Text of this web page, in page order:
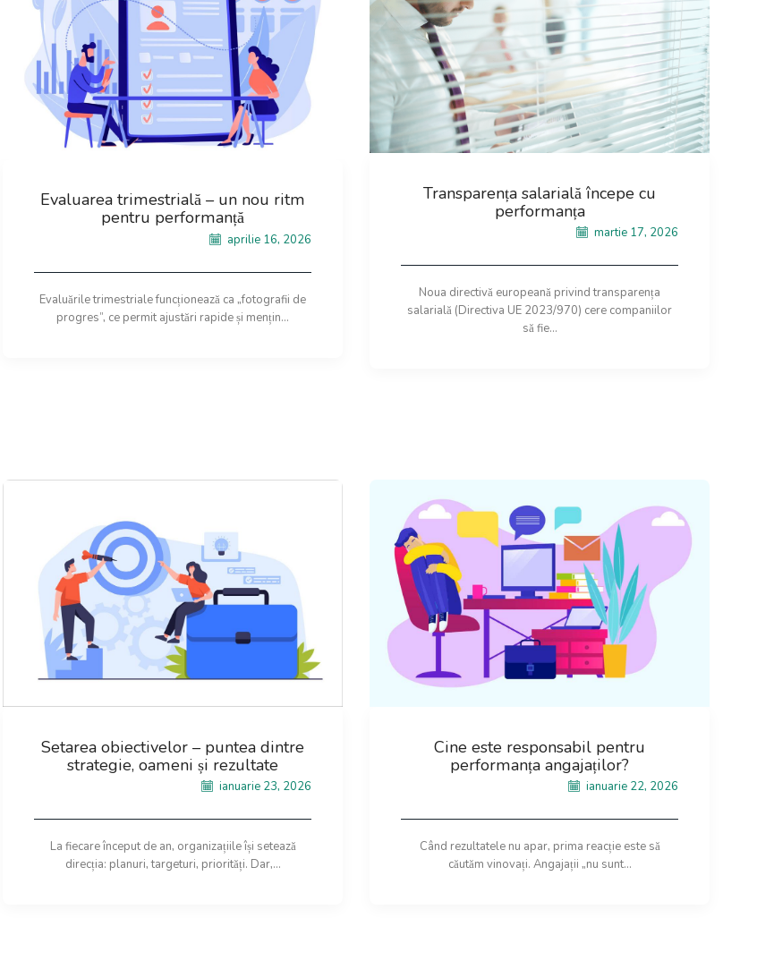
Evaluarea trimestrială – un nou ritm
pentru performanță
aprilie 16, 2026
Evaluările trimestriale funcționează ca „fotografii de
progres”, ce permit ajustări rapide și mențin...
Transparența salarială începe cu
performanța
martie 17, 2026
Noua directivă europeană privind transparența
salarială (Directiva UE 2023/970) cere companiilor
să fie...
Setarea obiectivelor – puntea dintre
strategie, oameni și rezultate
ianuarie 23, 2026
La fiecare început de an, organizațiile își setează
direcția: planuri, targeturi, priorități. Dar,...
Cine este responsabil pentru
performanța angajaților?
ianuarie 22, 2026
Când rezultatele nu apar, prima reacție este să
căutăm vinovați. Angajații „nu sunt...